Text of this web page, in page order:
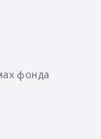
фонда